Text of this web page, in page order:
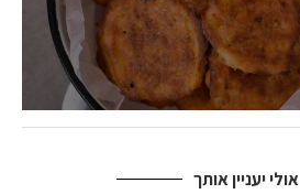
אולי יעניין אותך